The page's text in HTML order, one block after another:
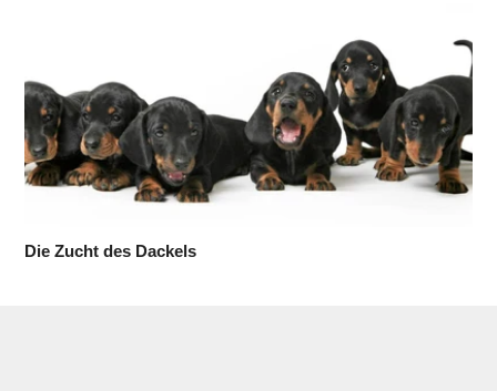
Die Zucht des Dackels